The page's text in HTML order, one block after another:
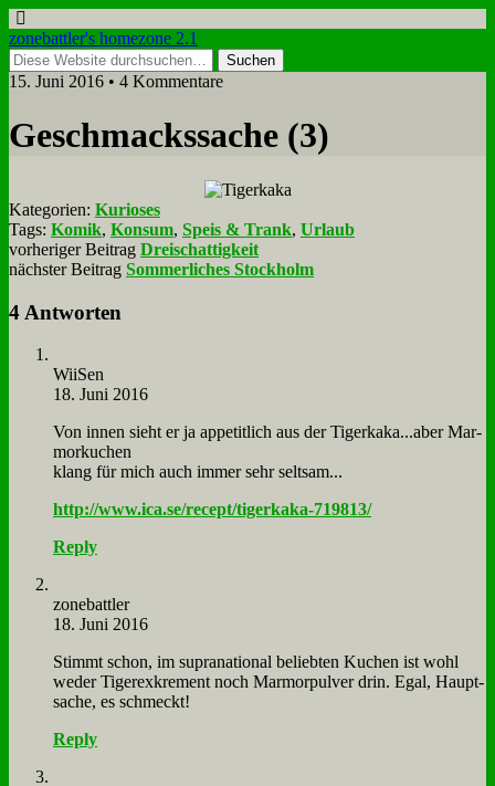
zonebattler's homezone 2.1
15. Juni 2016 • 4 Kommentare
Ge­schmacks­sa­che (3)
Kategorien: Kurioses
Tags: Komik, Konsum, Speis & Trank, Urlaub
vorheriger Beitrag Dreischattigkeit
nächster Beitrag Sommerliches Stockholm
4 Antworten
WiiSen
18. Juni 2016
Von in­nen sieht er ja ap­pe­tit­lich aus der Tigerkaka...aber Mar­
mor­ku­chen
klang für mich auch im­mer sehr selt­sam...
http://www.ica.se/recept/tigerkaka-719813/
Reply
zone­batt­ler
18. Juni 2016
Stimmt schon, im su­pra­na­tio­nal be­lieb­ten Ku­chen ist wohl
we­der Ti­ger­ex­kre­ment noch Mar­mor­pul­ver drin. Egal, Haupt­
sa­che, es schmeckt!
Reply